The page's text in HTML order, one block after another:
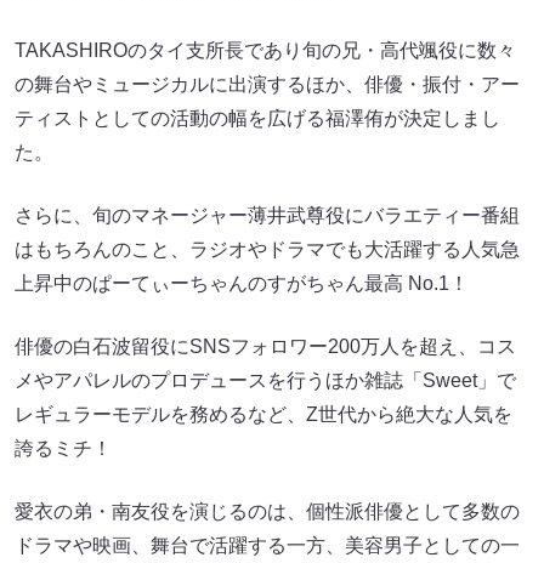
TAKASHIROのタイ⽀所⻑であり旬の兄・⾼代颯役に数々
の舞台やミュージカルに出演するほか、俳優・振付・アー
ティストとしての活動の幅を広げる福澤侑が決定しまし
た。
さらに、旬のマネージャー薄井武尊役にバラエティー番組
はもちろんのこと、ラジオやドラマでも⼤活躍する⼈気急
上昇中のぱーてぃーちゃんのすがちゃん最⾼ No.1！
俳優の⽩⽯波留役にSNSフォロワー200万⼈を超え、コス
メやアパレルのプロデュースを⾏うほか雑誌「Sweet」で
レギュラーモデルを務めるなど、Z世代から絶⼤な⼈気を
誇るミチ！
愛⾐の弟・南友役を演じるのは、個性派俳優として多数の
ドラマや映画、舞台で活躍する⼀⽅、美容男⼦としての⼀